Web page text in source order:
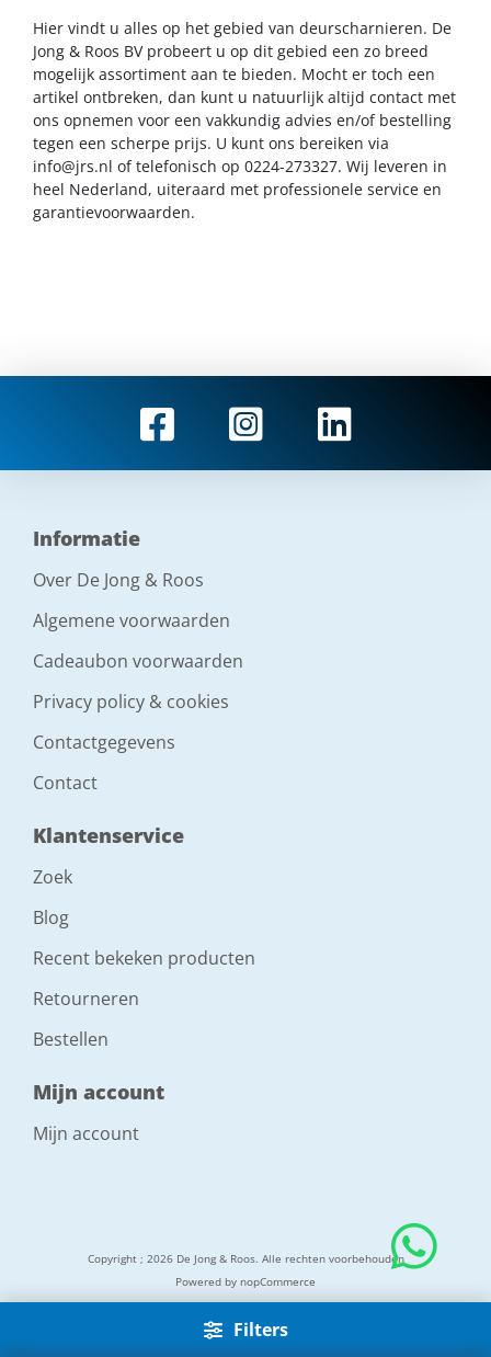
Filters
Hier vindt u alles op het gebied van deurscharnieren. De
Jong & Roos BV probeert u op dit gebied een zo breed
mogelijk assortiment aan te bieden. Mocht er toch een
artikel ontbreken, dan kunt u natuurlijk altijd contact met
ons opnemen voor een vakkundig advies en/of bestelling
tegen een scherpe prijs. U kunt ons bereiken via
info@jrs.nl of telefonisch op 0224-273327. Wij leveren in
heel Nederland, uiteraard met professionele service en
garantievoorwaarden.
Informatie
Over De Jong & Roos
Algemene voorwaarden
Cadeaubon voorwaarden
Privacy policy & cookies
Contactgegevens
Contact
Klantenservice
Zoek
Blog
Recent bekeken producten
Retourneren
Bestellen
Mijn account
Mijn account
Copyright ; 2026 De Jong & Roos. Alle rechten voorbehouden
Powered by nopCommerce